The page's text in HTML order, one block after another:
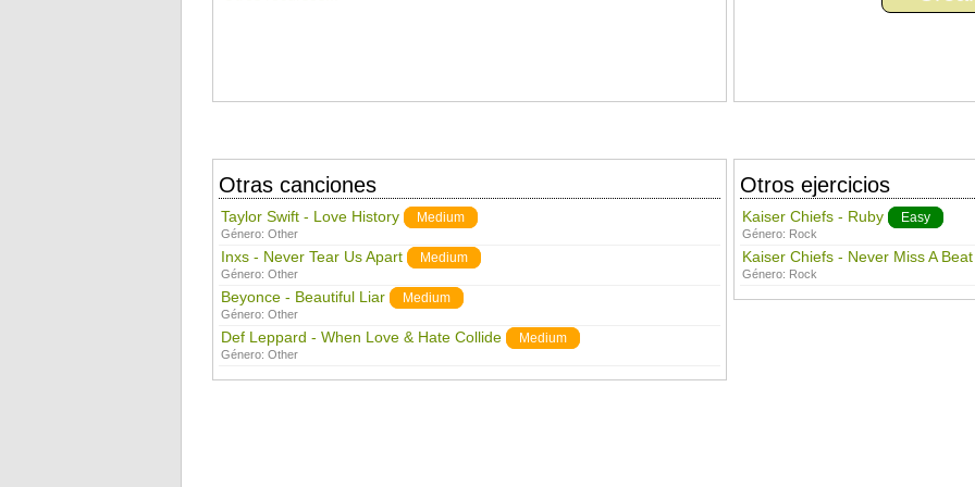
Otras canciones
Taylor Swift - Love History Medium
Género: Other
Inxs - Never Tear Us Apart Medium
Género: Other
Beyonce - Beautiful Liar Medium
Género: Other
Def Leppard - When Love & Hate Collide Medium
Género: Other
Otros ejercicios
Kaiser Chiefs - Ruby Easy
Género: Rock
Kaiser Chiefs - Never Miss A Beat
Género: Rock